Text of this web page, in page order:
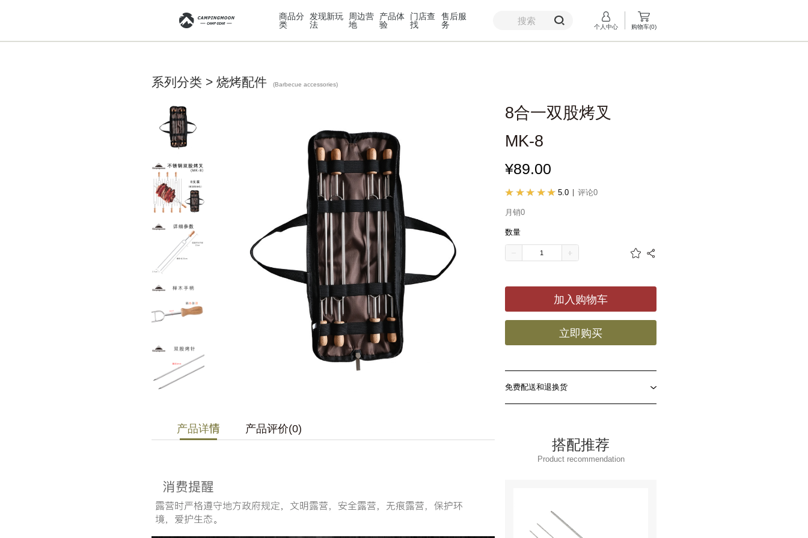
商品分
类
发现新玩
法
周边营
地
产品体
验
门店查
找
售后服
务
个人中心 购物车(0)
系列分类 > 烧烤配件 (Barbecue accessories)
产品详情 产品评价(0)
8合一双股烤叉
MK-8
¥89.00
5.0 评论0
月销0
数量
加入购物车
立即购买
免费配送和退换货
搭配推荐
Product recommendation